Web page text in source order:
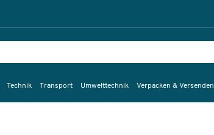
Technik Transport Umwelttechnik Verpacken & Versenden